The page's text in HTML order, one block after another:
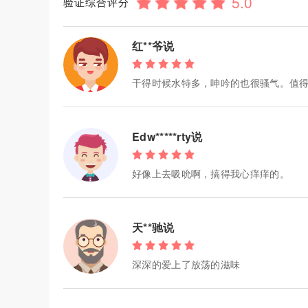
红**爷说
干得时候水特多，呻吟的也很骚气。值
Edw*****rty说
好像上去吸吮啊，搞得我心痒痒的。
天**驰说
深深的爱上了放荡的滋味